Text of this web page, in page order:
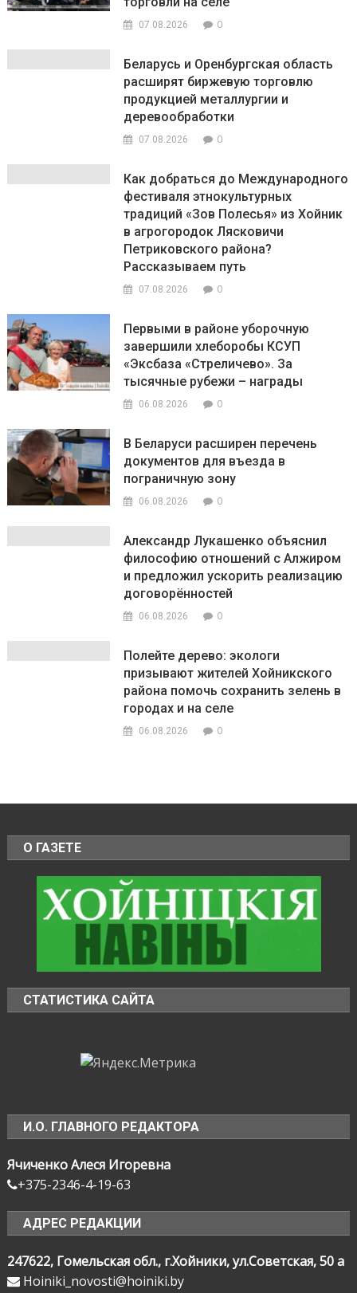
07.08.2026 0
Беларусь и Оренбургская область
расширят биржевую торговлю
продукцией металлургии и
деревообработки
07.08.2026 0
Как добраться до Международного
фестиваля этнокультурных
традиций «Зов Полесья» из Хойник
в агрогородок Лясковичи
Петриковского района?
Рассказываем путь
07.08.2026 0
Первыми в районе уборочную
завершили хлеборобы КСУП
«Эксбаза «Стреличево». За
тысячные рубежи – награды
06.08.2026 0
В Беларуси расширен перечень
документов для въезда в
пограничную зону
06.08.2026 0
Александр Лукашенко объяснил
философию отношений с Алжиром
и предложил ускорить реализацию
договорённостей
06.08.2026 0
Полейте дерево: экологи
призывают жителей Хойникского
района помочь сохранить зелень в
городах и на селе
06.08.2026 0
О ГАЗЕТЕ
СТАТИСТИКА САЙТА
И.О. ГЛАВНОГО РЕДАКТОРА
Ячиченко Алеся Игоревна
+375-2346-4-19-63
АДРЕС РЕДАКЦИИ
247622, Гомельская обл., г.Хойники, ул.Советская, 50 а
Hoiniki_novosti@hoiniki.by